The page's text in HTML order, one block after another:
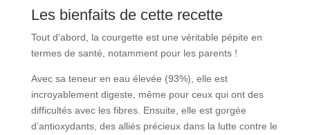
Les bienfaits de cette recette
Tout d’abord, la courgette est une véritable pépite en
termes de santé, notamment pour les parents !
Avec sa teneur en eau élevée (93%), elle est
incroyablement digeste, même pour ceux qui ont des
difficultés avec les fibres. Ensuite, elle est gorgée
d’antioxydants, des alliés précieux dans la lutte contre le